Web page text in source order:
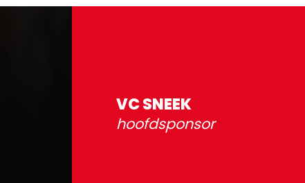
VC SNEEK
hoofdsponsor